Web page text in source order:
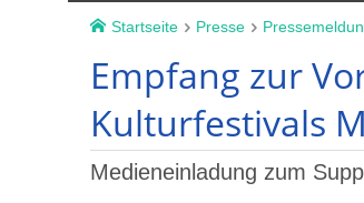
Startseite Presse
Empfang zur
Kulturfestivals
Medieneinladung zum